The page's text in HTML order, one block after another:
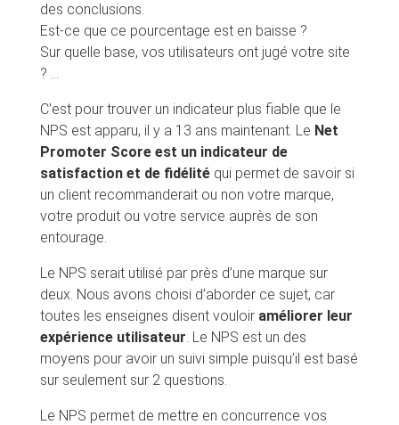
des conclusions.
Est-ce que ce pourcentage est en baisse ?
Sur quelle base, vos utilisateurs ont jugé votre site
? …
C’est pour trouver un indicateur plus fiable que le
NPS est apparu, il y a 13 ans maintenant. Le Net
Promoter Score est un indicateur de
satisfaction et de fidélitéqui permet de savoir si
un client recommanderait ou non votre marque,
votre produit ou votre service auprès de son
entourage.
Le NPS serait utilisé par près d’une marque sur
deux. Nous avons choisi d’aborder ce sujet, car
toutes les enseignes disent vouloir améliorer leur
expérience utilisateur. Le NPS est un des
moyens pour avoir un suivi simple puisqu’il est basé
sur seulement sur 2 questions.
Le NPS permet de mettre en concurrence vos